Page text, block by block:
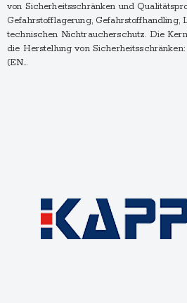
von Sicherheitsschränken und
Gefahrstofflagerung, Gefahrstoffhandling,
technischen Nichtraucherschutz. Die
die Herstellung von
(EN…